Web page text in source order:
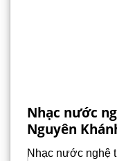
Nhạc nước
Nguyên
Nhạc nước nghệ